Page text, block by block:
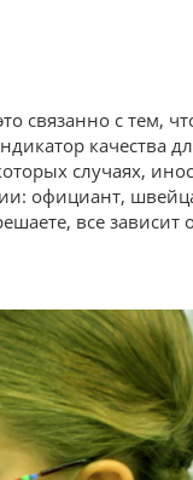
связанно с тем,
качества
случаях,
официант,
все зависит